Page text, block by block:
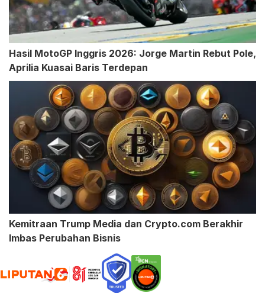
Hasil MotoGP Inggris 2026: Jorge Martin Rebut Pole,
Aprilia Kuasai Baris Terdepan
Kemitraan Trump Media dan Crypto.com Berakhir
Imbas Perubahan Bisnis